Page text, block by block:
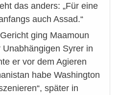
das anders: „Für eine
auch Assad.“
ging Maamoun
Syrer in
er vor dem Agieren
habe Washington
später in